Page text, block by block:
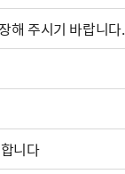
해 주시기 바랍니다
니다